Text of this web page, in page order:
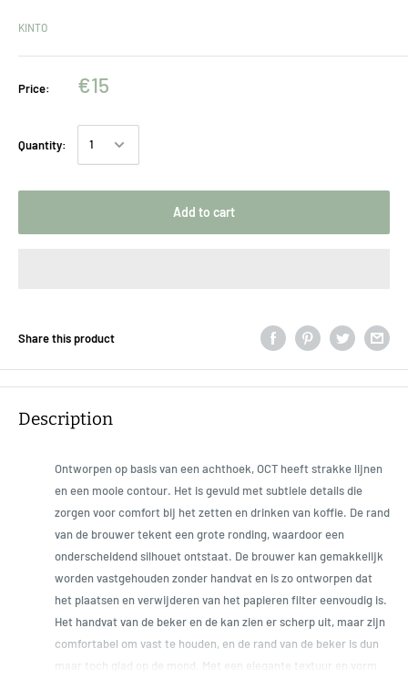
KINTO
Price: €15
Quantity:
Add to cart
Share this product
Description
Ontworpen op basis van een achthoek, OCT heeft strakke lijnen
en een mooie contour. Het is gevuld met subtiele details die
zorgen voor comfort bij het zetten en drinken van koffie. De rand
van de brouwer tekent een grote ronding, waardoor een
onderscheidend silhouet ontstaat. De brouwer kan gemakkelijk
worden vastgehouden zonder handvat en is zo ontworpen dat
het plaatsen en verwijderen van het papieren filter eenvoudig is.
Het handvat van de beker en de kan zien er scherp uit, maar zijn
comfortabel om vast te houden, en de rand van de beker is dun
maar toch glad op de mond. Met een elegante textuur en vorm